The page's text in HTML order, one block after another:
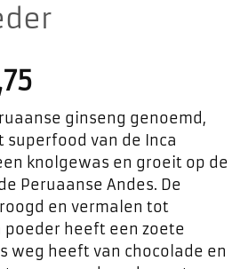
ginseng genoemd,
van de Inca
knolgewas en groeit op de
Peruaanse Andes. De
en vermalen tot
poeder heeft een zoete
weg heeft van chocolade en